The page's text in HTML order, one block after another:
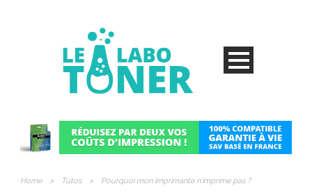
Home > Tutos > Pourquoi mon imprimante n’imprime pas ?